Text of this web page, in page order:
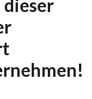
dieser